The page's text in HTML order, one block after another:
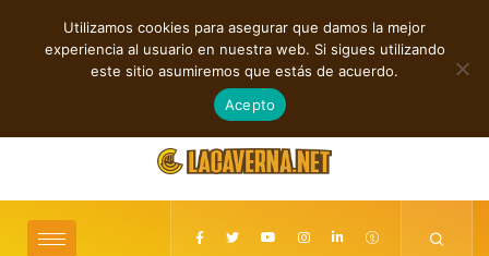
TENDENCIAS
reflexiona sobre el perdón en “WE MUST LEARN TO FORGIVE”
agosto 6, 2026
Utilizamos cookies para asegurar que damos la mejor
experiencia al usuario en nuestra web. Si sigues utilizando
este sitio asumiremos que estás de acuerdo.
Acepto